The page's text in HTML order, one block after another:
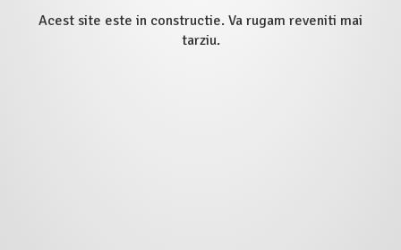
Acest site este in constructie. Va rugam reveniti mai
tarziu.